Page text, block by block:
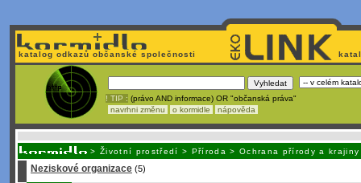
katalog odkazů občanské společnosti
! TIP : (právo AND informace) OR "občanská práva"
navrhni změnu
o kormidle nápověda
> Životní prostředí > Příroda >Ochrana přírody a krajiny
Neziskové organizace (5)